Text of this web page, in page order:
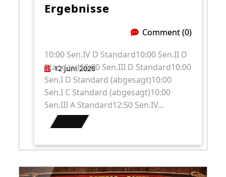
Ergebnisse
12 Juni 2026
Comment (0)
10:00 Sen.IV D Standard10:00 Sen.II D
Standard10:00 Sen.III D Standard10:00
Sen.I D Standard (abgesagt)10:00
Sen.I C Standard (abgesagt)10:00
Sen.III A Standard12:50 Sen.IV…